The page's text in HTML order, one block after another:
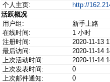
个人主页:
http://
活跃概况
用户组:
新手上路
在线时间:
1 小时
注册时间:
2020-11-13
最后访问:
2020-11-14
上次活动时间:
2020-11-14
上次发表时间:
0
上次邮件通知:
0